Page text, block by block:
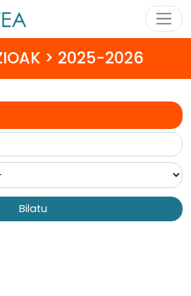
> 2025-2026
Bilatu